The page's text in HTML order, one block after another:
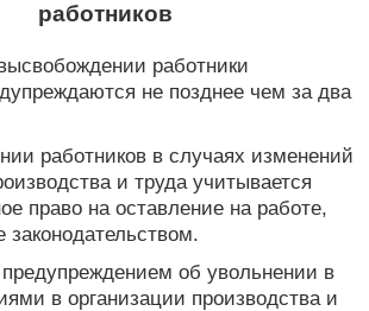
работников
работники
не позднее чем за два
работников в случаях изменений
и труда учитывается
право на оставление на работе,
законодательством.
об увольнении в
в организации производства и